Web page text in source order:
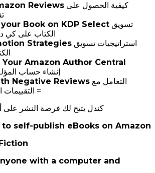
Reviews
Book on KDP Select
الكتاب على كي
Strategies
Amazon Author Central
إنشاء حساب
Negative Reviews
التقييمات السلبية للكتاب =
كندل يتيح لك فرصة النشر على
self-publish eBooks on Amazon
with a computer and